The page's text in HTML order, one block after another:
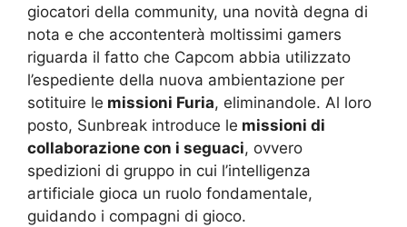
giocatori della community, una novità degna di
nota e che accontenterà moltissimi gamers
riguarda il fatto che Capcom abbia utilizzato
l’espediente della nuova ambientazione per
sotituire le missioni Furia, eliminandole. Al loro
posto, Sunbreak introduce le missioni di
collaborazione con i seguaci, ovvero
spedizioni di gruppo in cui l’intelligenza
artificiale gioca un ruolo fondamentale,
guidando i compagni di gioco.